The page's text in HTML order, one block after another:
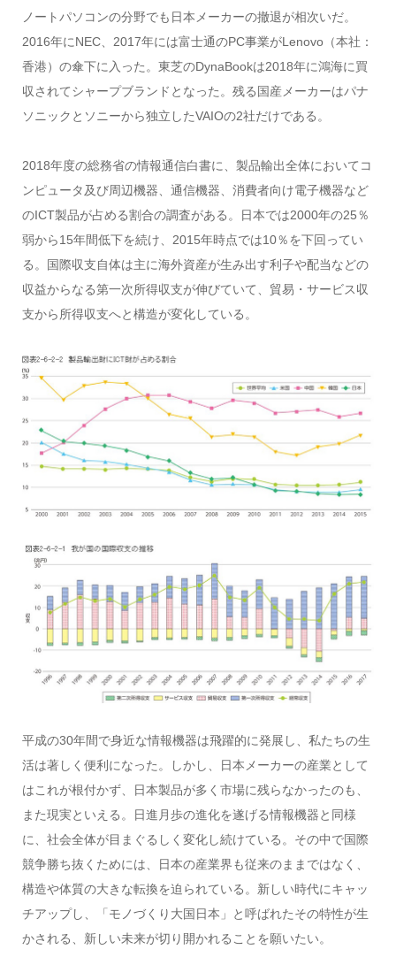
ノートパソコンの分野でも日本メーカーの撤退が相次いだ。
2016年にNEC、2017年には富士通のPC事業がLenovo（本社：
香港）の傘下に入った。東芝のDynaBookは2018年に鴻海に買
収されてシャープブランドとなった。残る国産メーカーはパナ
ソニックとソニーから独立したVAIOの2社だけである。
2018年度の総務省の情報通信白書に、製品輸出全体においてコ
ンピュータ及び周辺機器、通信機器、消費者向け電子機器など
のICT製品が占める割合の調査がある。日本では2000年の25％
弱から15年間低下を続け、2015年時点では10％を下回ってい
る。国際収支自体は主に海外資産が生み出す利子や配当などの
収益からなる第一次所得収支が伸びていて、貿易・サービス収
支から所得収支へと構造が変化している。
平成の30年間で身近な情報機器は飛躍的に発展し、私たちの生
活は著しく便利になった。しかし、日本メーカーの産業として
はこれが根付かず、日本製品が多く市場に残らなかったのも、
また現実といえる。日進月歩の進化を遂げる情報機器と同様
に、社会全体が目まぐるしく変化し続けている。その中で国際
競争勝ち抜くためには、日本の産業界も従来のままではなく、
構造や体質の大きな転換を迫られている。新しい時代にキャッ
チアップし、「モノづくり大国日本」と呼ばれたその特性が生
かされる、新しい未来が切り開かれることを願いたい。